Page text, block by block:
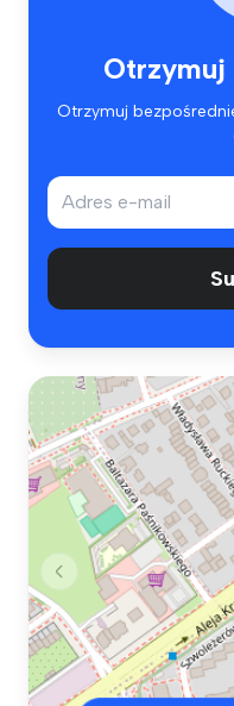
Otrzymuj
Otrzymuj